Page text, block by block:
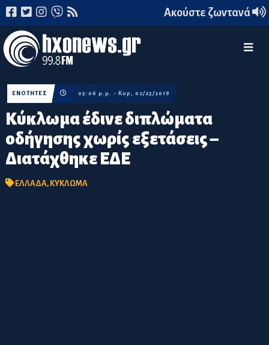
Ακούστε ζωντανά
Κύκλωμα έδινε διπλώματα
οδήγησης χωρίς εξετάσεις –
Διατάχθηκε ΕΔΕ
ΕΝΟΤΗΤΕΣ 05:06 μ.μ. - Κυρ, 02/25/2019
ΕΛΛΑΔΑ, ΚΥΚΛΩΜΑ